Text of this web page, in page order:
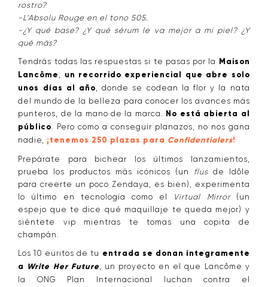
rostro?
-L’Absolu Rouge en el tono 505.
-¿Y qué base? ¿Y qué sérum le va mejor a mi piel? ¿Y
qué más?
Tendrás todas las respuestas si te pasas por la Maison
Lancôme , un recorrido experiencial que abre solo
unos días al año, donde se codean la flor y la nata
del mundo de la belleza para conocer los avances más
punteros, de la mano de la marca. No está abierta al
público. Pero como a conseguir planazos, no nos gana
nadie, ¡tenemos 250 plazas para Confidentialers!
Prepárate para bichear los últimos lanzamientos,
prueba los productos más icónicos (un flusde Idôle
para creerte un poco Zendaya, es bien), experimenta
lo último en tecnología como el
Virtual Mirror(un
espejo que te dice qué maquillaje te queda mejor) y
siéntete vip mientras te tomas una copita de
champán.
Los 10 euritos de tu entrada se donan íntegramente
a Write Her Future, un proyecto en el que Lancôme y
la ONG Plan Internacional luchan contra el